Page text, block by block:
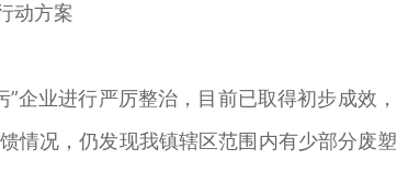
动方案
企业进行严厉整治，目前已取得初步成效
情况，仍发现我镇辖区范围内有少部分废